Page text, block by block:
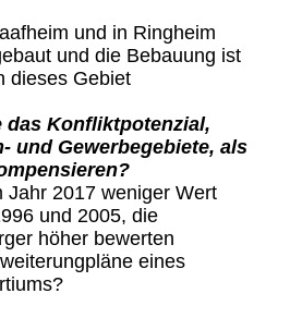
und in Ringheim
und die Bebauung ist
dieses Gebiet
das Konfliktpotenzial,
und Gewerbegebiete, als
Jahr 2017 weniger Wert
und 2005, die
höher bewerten
eines